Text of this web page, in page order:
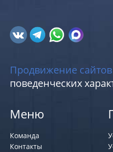
Продвижение сайтов
поведенческих
Меню
Команда
Контакты